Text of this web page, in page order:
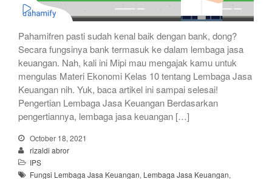
Pahamifren pasti sudah kenal baik dengan bank, dong?
Secara fungsinya bank termasuk ke dalam lembaga jasa
keuangan. Nah, kali ini Mipi mau mengajak kamu untuk
mengulas Materi Ekonomi Kelas 10 tentang Lembaga Jasa
Keuangan nih. Yuk, baca artikel ini sampai selesai!
Pengertian Lembaga Jasa Keuangan Berdasarkan
pengertiannya, lembaga jasa keuangan […]
October 18, 2021
rizaldi abror
IPS
Fungsi Lembaga Jasa Keuangan, Lembaga Jasa Keuangan,